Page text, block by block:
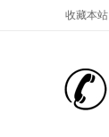
收藏本站